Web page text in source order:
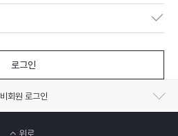
로그인
비회원 로그인
위로